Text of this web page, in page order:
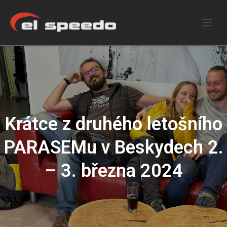
Krátce z druhého letošního
PARASEMu v Beskydech 2.
– 3. března 2024